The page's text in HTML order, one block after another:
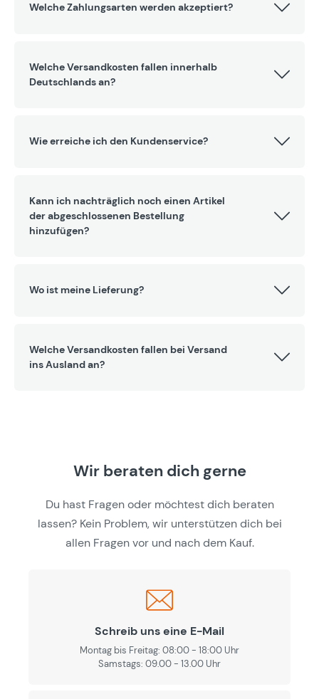
Welche Zahlungsarten werden akzeptiert?
Welche Versandkosten fallen innerhalb
Deutschlands an?
Wie erreiche ich den Kundenservice?
Kann ich nachträglich noch einen Artikel
der abgeschlossenen Bestellung
hinzufügen?
Wo ist meine Lieferung?
Welche Versandkosten fallen bei Versand
ins Ausland an?
Wir beraten dich gerne
Du hast Fragen oder möchtest dich beraten
lassen? Kein Problem, wir unterstützen dich bei
allen Fragen vor und nach dem Kauf.
Schreib uns eine E-Mail
Montag bis Freitag: 08:00 - 18:00 Uhr
Samstags: 09.00 - 13.00 Uhr